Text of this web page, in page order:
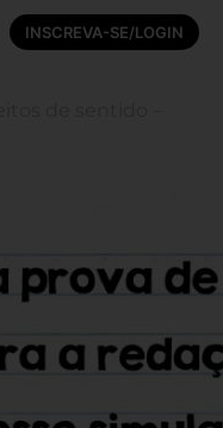
INSCREVA-SE/LOGIN